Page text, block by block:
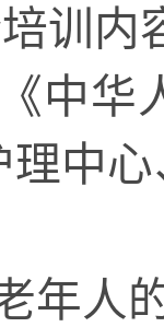
训内
华人
理中
人的